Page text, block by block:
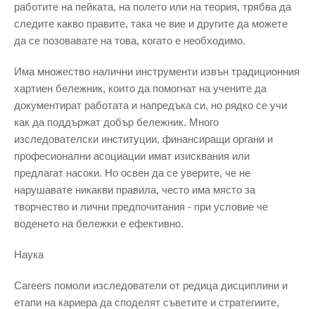
работите на пейката, на полето или на теория, трябва да
следите какво правите, така че вие ​​и другите да можете
да се позовавате на това, когато е необходимо.
Има множество налични инструменти извън традиционния
хартиен бележник, които да помогнат на учените да
документират работата и напредъка си, но рядко се учи
как да поддържат добър бележник. Много
изследователски институции, финансиращи органи и
професионални асоциации имат изисквания или
предлагат насоки. Но освен да се уверите, че не
нарушавате никакви правила, често има място за
творчество и лични предпочитания - при условие че
воденето на бележки е ефективно.
Наука
Careers помоли изследователи от редица дисциплини и
етапи на кариера да споделят съветите и стратегиите,